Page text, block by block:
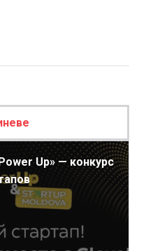
Up» — конкурс